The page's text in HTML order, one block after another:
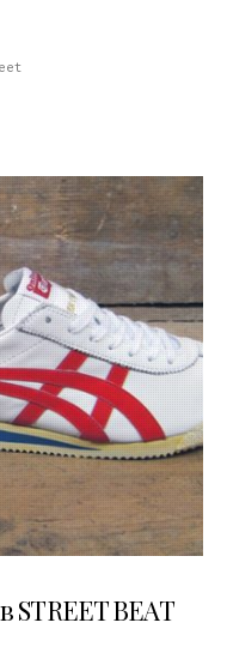
STREET BEAT